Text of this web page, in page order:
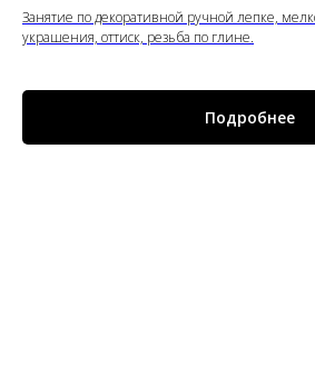
Занятие по декоративной ручной лепке,
украшения, оттиск, резьба по глине.
Подробнее